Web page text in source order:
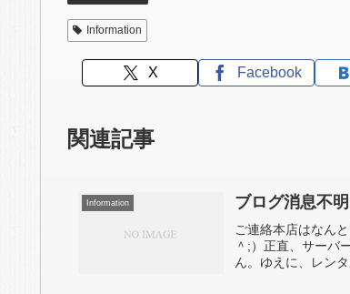
Information
X Facebook
関連記事
Information ブログ消息不
ご連絡本店はなん
＾;）正直、サーバ
ん。ゆえに、レン